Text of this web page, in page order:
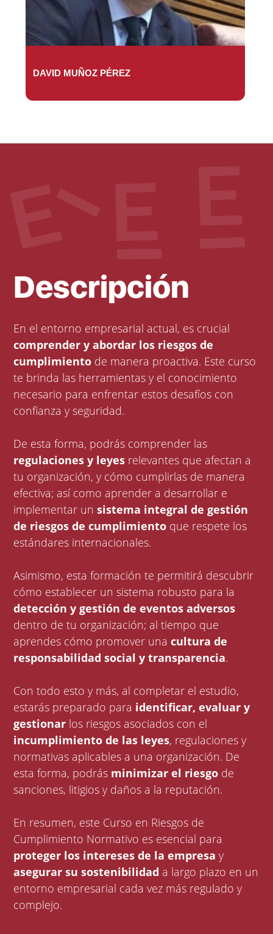
DAVID MUÑOZ PÉREZ
Descripción
En el entorno empresarial actual, es crucial
comprender y abordar los riesgos de
cumplimiento de manera proactiva. Este curso
te brinda las herramientas y el conocimiento
necesario para enfrentar estos desafíos con
confianza y seguridad.
De esta forma, podrás comprender las
regulaciones y leyes relevantes que afectan a
tu organización, y cómo cumplirlas de manera
efectiva; así como aprender a desarrollar e
implementar unsistema integral de gestión
de riesgos de cumplimiento que respete los
estándares internacionales.
Asimismo, esta formación te permitirá descubrir
cómo establecer un sistema robusto para la
detección y gestión de eventos adversos
dentro de tu organización; al tiempo que
aprendes cómo promover unacultura de
responsabilidad social y transparencia.
Con todo esto y más, al completar el estudio,
estarás preparado para identificar, evaluar y
gestionar los riesgos asociados con el
incumplimiento de las leyes, regulaciones y
normativas aplicables a una organización. De
esta forma, podrás minimizar el riesgo de
sanciones, litigios y daños a la reputación.
En resumen, este Curso en Riesgos de
Cumplimiento Normativo es esencial para
proteger los intereses de la empresa y
asegurar su sostenibilidad a largo plazo en un
entorno empresarial cada vez más regulado y
complejo.